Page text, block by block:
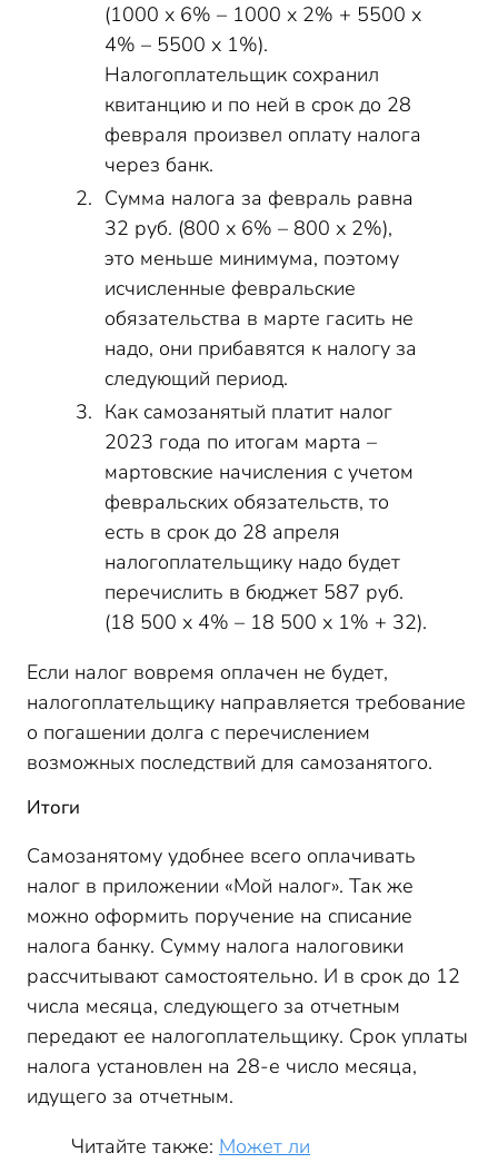
(1000 х 6% – 1000 х 2% + 5500 х
4% – 5500 х 1%).
Налогоплательщик сохранил
квитанцию и по ней в срок до 28
февраля произвел оплату налога
через банк.
Сумма налога за февраль равна
32 руб. (800 х 6% – 800 х 2%),
это меньше минимума, поэтому
исчисленные февральские
обязательства в марте гасить не
надо, они прибавятся к налогу за
следующий период.
Как самозанятый платит налог
2023 года по итогам марта –
мартовские начисления с учетом
февральских обязательств, то
есть в срок до 28 апреля
налогоплательщику надо будет
перечислить в бюджет 587 руб.
(18 500 х 4% – 18 500 х 1% + 32).
Если налог вовремя оплачен не будет,
налогоплательщику направляется требование
о погашении долга с перечислением
возможных последствий для самозанятого.
Итоги
Самозанятому удобнее всего оплачивать
налог в приложении «Мой налог». Так же
можно оформить поручение на списание
налога банку. Сумму налога налоговики
рассчитывают самостоятельно. И в срок до 12
числа месяца, следующего за отчетным
передают ее налогоплательщику. Срок уплаты
налога установлен на 28-е число месяца,
идущего за отчетным.
Читайте также: Может ли